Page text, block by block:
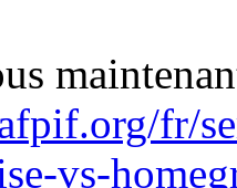
fr/
vs-